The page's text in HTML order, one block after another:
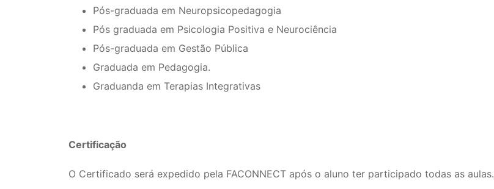
Pós-graduada em Neuropsicopedagogia
Pós graduada em Psicologia Positiva e Neurociência
Pós-graduada em Gestão Pública
Graduada em Pedagogia.
Graduanda em Terapias Integrativas
Certificação
O Certificado será expedido pela FACONNECT após o aluno ter participado todas as aulas.